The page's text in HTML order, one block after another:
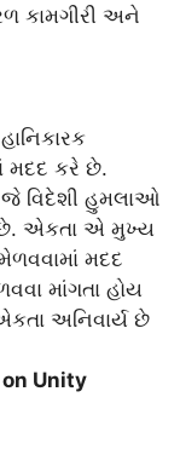
કામગીરી અને
મદદ કરે છે.
વિદેશી હુમલાઓ
છે. એકતા એ મુખ્ય
મદદ
માંગતા હોય
અનિવાર્ય છે
Unity